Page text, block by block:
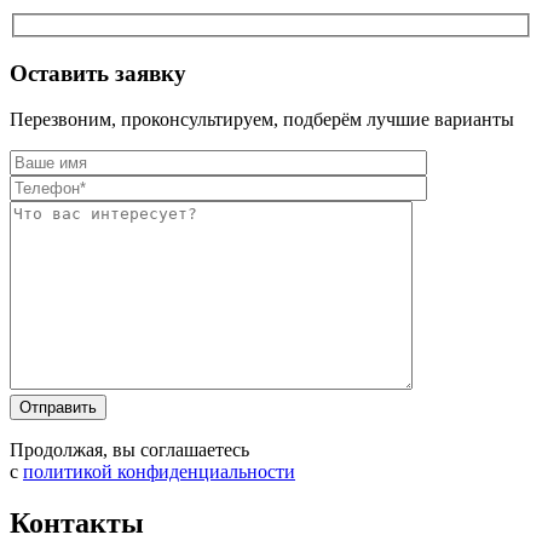
Оставить заявку
Перезвоним, проконсультируем, подберём лучшие варианты
Продолжая, вы соглашаетесь
с политикой конфиденциальности
Контакты